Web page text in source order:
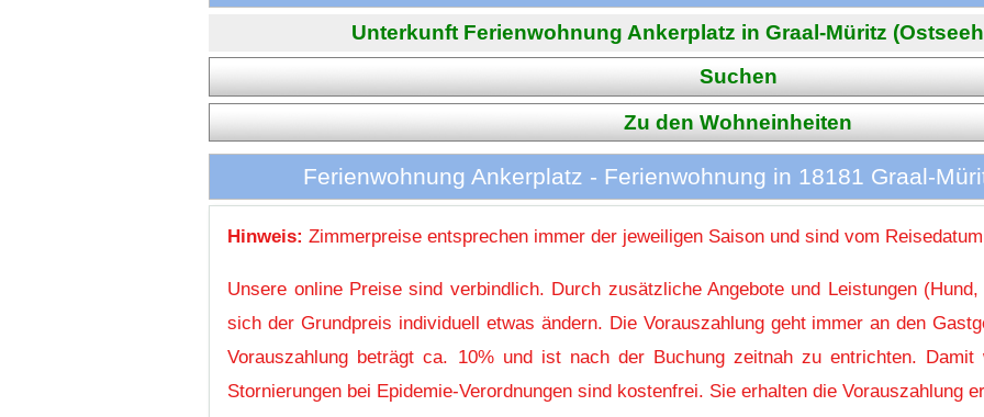
Unterkunft Ferienwohnung Ankerplatz in Graal-Müritz
Suchen
Zu den Wohneinheiten
Ferienwohnung Ankerplatz - Ferienwohnung in 18181 Graal-
Hinweis: Zimmerpreise entsprechen immer der jeweiligen Saison und sind vom
Unsere online Preise sind verbindlich. Durch zusätzliche Angebote und Leistungen
sich der Grundpreis individuell etwas ändern. Die Vorauszahlung geht immer an den
Vorauszahlung beträgt ca. 10% und ist nach der Buchung zeitnah zu entrichten.
Stornierungen bei Epidemie-Verordnungen sind kostenfrei. Sie erhalten die Vorauszahlung